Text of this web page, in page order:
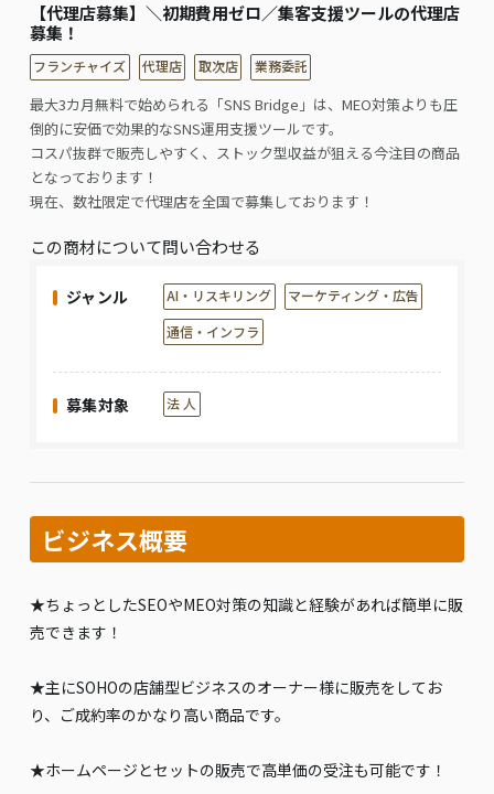
【代理店募集】＼初期費用ゼロ／集客支援ツールの代理店
募集！
フランチャイズ 代理店 取次店 業務委託
最大3カ月無料で始められる「SNS Bridge」は、MEO対策よりも圧
倒的に安価で効果的なSNS運用支援ツールです。
コスパ抜群で販売しやすく、ストック型収益が狙える今注目の商品
となっております！
現在、数社限定で代理店を全国で募集しております！
この商材について問い合わせる
ジャンル AI・リスキリング
マーケティング・広告
通信・インフラ
募集対象 法 人
ビジネス概要
★ちょっとしたSEOやMEO対策の知識と経験があれば簡単に販
売できます！
★主にSOHOの店舗型ビジネスのオーナー様に販売をしてお
り、ご成約率のかなり高い商品です。
★ホームページとセットの販売で高単価の受注も可能です！